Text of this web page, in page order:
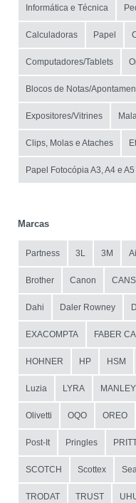
Informática e Técnica
Calculadoras Papel
Computadores/Tablets
Blocos de Notas/
Expositores/Vitrines
Clips, Molas e Ataches
Papel Fotocópia A3, A4 e A5
Marcas
Partness 3L 3M
Brother Canon
Dahi Daler Rowney
EXACOMPTA FABER
HOHNER HP HSM
Luzia LYRA MANLEY
Olivetti OQO OREO
Post-It Pringles
SCOTCH Scottex
TRODAT TRUST